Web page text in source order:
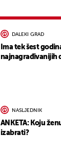
DALEKI GRAD
Ima tek šest
najnagrađivanijih
NASLJEDNIK
ANKETA: Koju
izabrati?